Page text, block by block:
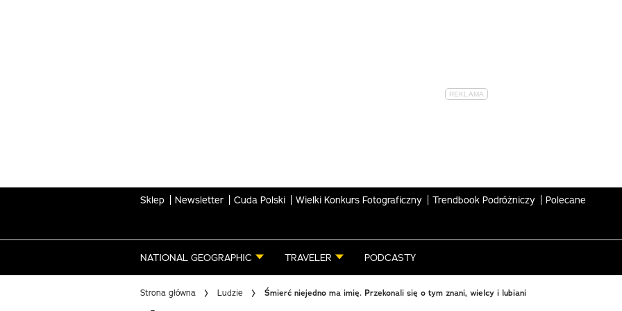
Sklep Newsletter Cuda Polski Wielki Konkurs Fotograficzny Trendbook Podróżniczy Polecane
NATIONAL GEOGRAPHIC TRAVELER PODCASTY
Strona główna Ludzie Śmierć niejedno ma imię. Przekonali się o tym znani, wielcy i lubiani